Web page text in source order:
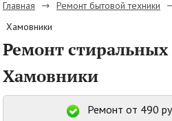
Главная Ремонт бытовой техники
Хамовники
Ремонт
Хамовники
Ремонт от 490